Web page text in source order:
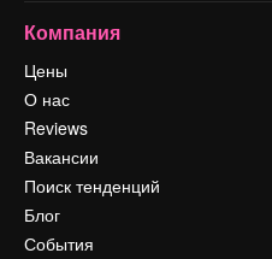
Компания
Цены
О нас
Reviews
Вакансии
Поиск тенденций
Блог
События